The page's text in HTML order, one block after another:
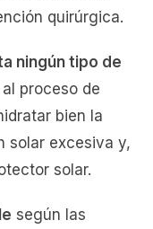
quirúrgica.
ningún tipo de
proceso de
bien la
solar excesiva y,
solar.
según las